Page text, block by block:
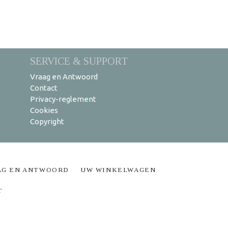
SERVICE & SUPPORT
Vraag en Antwoord
Contact
Privacy-reglement
Cookies
Copyright
EN ANTWOORD UW WINKELWAGEN